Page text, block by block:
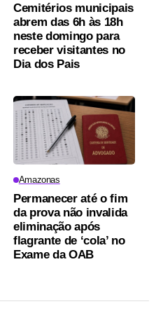
Cemitérios municipais
abrem das 6h às 18h
neste domingo para
receber visitantes no
Dia dos Pais
Amazonas
Permanecer até o fim
da prova não invalida
eliminação após
flagrante de ‘cola’ no
Exame da OAB